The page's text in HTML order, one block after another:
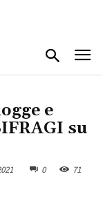
e
su
0 71